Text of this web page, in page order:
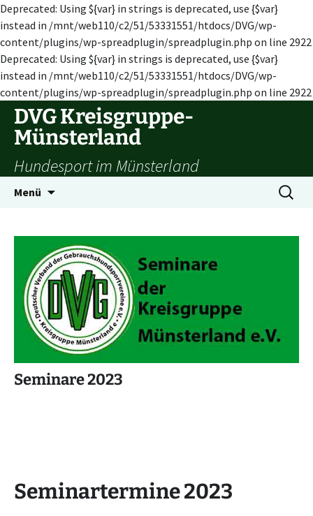
Deprecated: Using ${var} in strings is deprecated, use {$var}
instead in /mnt/web110/c2/51/53331551/htdocs/DVG/wp-
content/plugins/wp-spreadplugin/spreadplugin.php on line 2922
Deprecated: Using ${var} in strings is deprecated, use {$var}
instead in /mnt/web110/c2/51/53331551/htdocs/DVG/wp-
content/plugins/wp-spreadplugin/spreadplugin.php on line 2922
Zum
Inhalt
springen
DVG Kreisgruppe-
Münsterland
Hundesport im Münsterland
Menü
Suchen
nach:
Seminare 2023
Seminartermine 2023